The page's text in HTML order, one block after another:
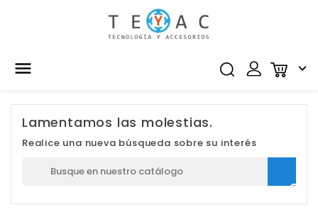
 
Lamentamos las molestias.
Realice una nueva búsqueda sobre su interés
